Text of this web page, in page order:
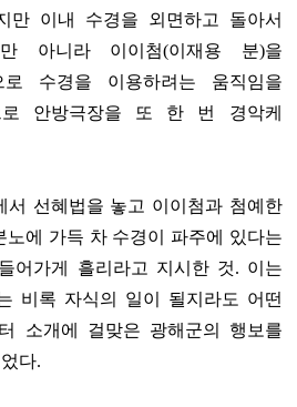
만 이내 수경을 외면하고 돌아서
아니라 이이첨(이재용 분)을
수경을 이용하려는 움직임을
로 안방극장을 또 한 번 경악케
서 선혜법을 놓고 이이첨과 첨예한
노에 가득 차 수경이 파주에 있다는
어가게 흘리라고 지시한 것. 이는
비록 자식의 일이 될지라도 어떤
소개에 걸맞은 광해군의 행보를
다.